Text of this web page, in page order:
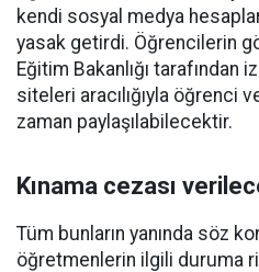
kendi sosyal medya
yasak getirdi. Öğrencilerin
Eğitim Bakanlığı
siteleri aracılığıyla öğrenci
zaman paylaşılabilecektir.
Kınama cezası
Tüm bunların yanında söz
öğretmenlerin ilgili duruma